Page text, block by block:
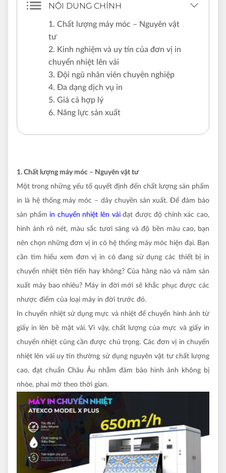
NỘI DUNG CHÍNH
1. Chất lượng máy móc – Nguyên vật
tư
2. Kinh nghiệm và uy tín của đơn vị in
chuyển nhiệt lên vải
3. Đội ngũ nhân viên chuyên nghiệp
4. Đa dạng dịch vụ in
5. Giá cả hợp lý
6. Năng lực sản xuất
1. Chất lượng máy móc – Nguyên vật tư
Một trong những yếu tố quyết định đến chất lượng sản phẩm
in là hệ thống máy móc – dây chuyền sản xuất. Để đảm bảo
sản phẩm in chuyển nhiệt lên vảiđạt được độ chính xác cao,
hình ảnh rõ nét, màu sắc tươi sáng và độ bền màu cao, bạn
nên chọn những đơn vị in có hệ thống máy móc hiện đại. Bạn
cần tìm hiểu xem đơn vị in có đang sử dụng các thiết bị in
chuyển nhiệt tiên tiến hay không? Của hãng nào và năm sản
xuất máy bao nhiêu? Máy in đời mới sẽ khắc phục được các
nhược điểm của loại máy in đời trước đó.
In chuyển nhiệt sử dụng mực và nhiệt để chuyển hình ảnh từ
giấy in lên bề mặt vải. Vì vậy, chất lượng của mực và giấy in
chuyển nhiệt cũng cần được chú trọng. Các đơn vị in chuyển
nhiệt lên vải uy tín thường sử dụng nguyên vật tư chất lượng
cao, đạt chuẩn Châu Âu nhằm đảm bảo hình ảnh không bị
nhòe, phai mờ theo thời gian.